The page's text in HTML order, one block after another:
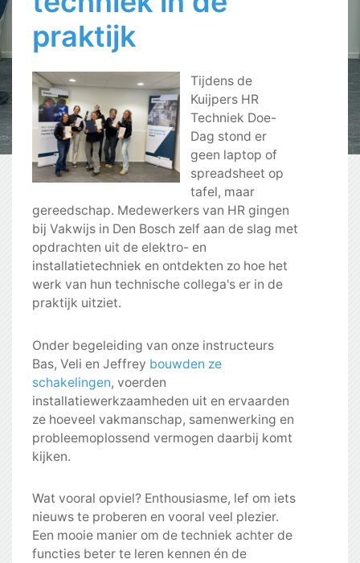
praktijk
Tijdens de
Kuijpers HR
Techniek Doe-
Dag stond er
geen laptop of
spreadsheet op
tafel, maar
gereedschap. Medewerkers van HR gingen
bij Vakwijs in Den Bosch zelf aan de slag met
opdrachten uit de elektro- en
installatietechniek en ontdekten zo hoe het
werk van hun technische collega's er in de
praktijk uitziet.
Onder begeleiding van onze instructeurs
Bas, Veli en Jeffrey bouwden ze
schakelingen, voerden
installatiewerkzaamheden uit en ervaarden
ze hoeveel vakmanschap, samenwerking en
probleemoplossend vermogen daarbij komt
kijken.
Wat vooral opviel? Enthousiasme, lef om iets
nieuws te proberen en vooral veel plezier.
Een mooie manier om de techniek achter de
functies beter te leren kennen én de